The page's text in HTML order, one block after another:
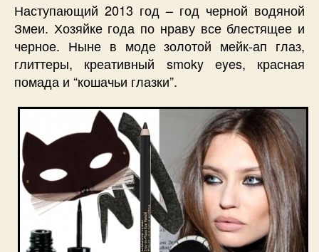
Наступающий 2013 год – год черной водяной
Змеи. Хозяйке года по нраву все блестящее и
черное. Ныне в моде золотой мейк-ап глаз,
глиттеры, креативный smoky eyes, красная
помада и “кошачьи глазки”.